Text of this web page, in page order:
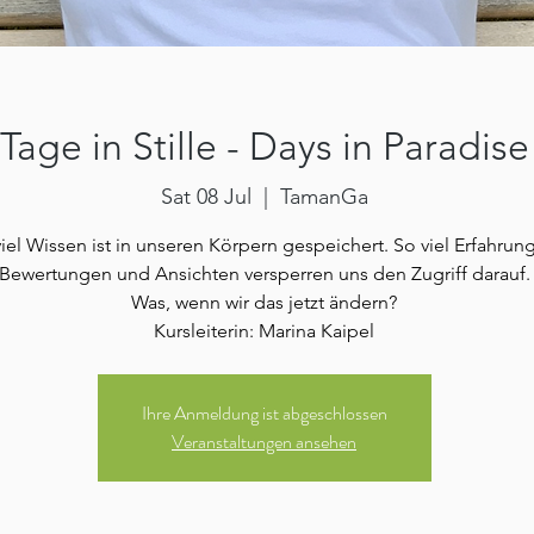
Tage in Stille - Days in Paradise
Sat 08 Jul TamanGa
Wissen ist in unseren Körpern gespeichert. So viel
und Ansichten versperren uns den Zugriff darauf.
Was, wenn wir das jetzt ändern?
Kursleiterin: Marina Kaipel
Ihre Anmeldung ist abgeschlossen
Veranstaltungen ansehen